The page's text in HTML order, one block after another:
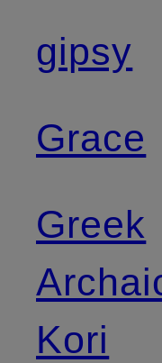
gipsy
Grace
Greek
Kori